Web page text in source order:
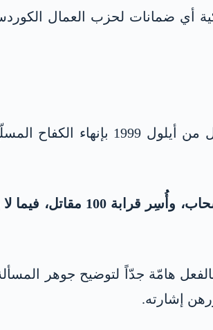
أي ضمانات لحزب العمال
“يجب إثبات انتهاء العنف بشكل قاطع، عملياً وضماناً على حدّ سواء. وهذا من
وبحسب بعض وثائق حزب العمال الكوردستاني، فقدَ 1500 مقاتل من
هامّة جدّاً لتوضيح جوهر
إشارته.